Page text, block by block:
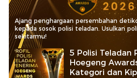
Ajang penghargaan persembahan
kepada sosok polisi teladan. Usulkan
sekitarmu!
5 Polisi Teladan
Hoegeng
Kategori dan